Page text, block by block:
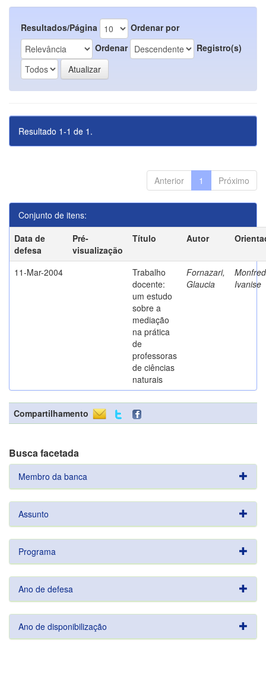
Resultados/Página
Ordenar por
Ordenar
Registro(s)
Resultado 1-1 de 1.
Anterior 1 Próximo
Conjunto de itens:
Data de
defesa
Pré-
visualização
Título Autor
11-Mar-2004
Trabalho
docente:
um estudo
sobre a
mediação
na prática
de
professoras
de ciências
naturais
Fornazari,
Glaucia
Ivanise
Compartilhamento
Busca facetada
Membro da banca
Assunto
Programa
Ano de defesa
Ano de disponibilização